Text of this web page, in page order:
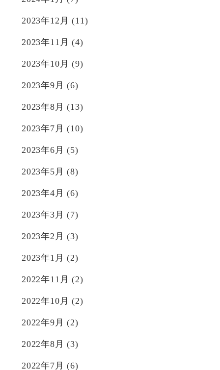
2023年12月 (11)
2023年11月 (4)
2023年10月 (9)
2023年9月 (6)
2023年8月 (13)
2023年7月 (10)
2023年6月 (5)
2023年5月 (8)
2023年4月 (6)
2023年3月 (7)
2023年2月 (3)
2023年1月 (2)
2022年11月 (2)
2022年10月 (2)
2022年9月 (2)
2022年8月 (3)
2022年7月 (6)